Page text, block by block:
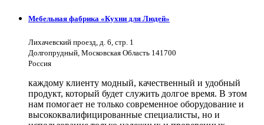
Мебельная фабрика «Кухни для Людей»
Лихачевский проезд, д. 6, стр. 1
Долгопрудный, Московская Область 141700
Россия
каждому клиенту модный, качественный и удобный
продукт, который будет служить долгое время. В этом
нам помогает не только современное оборудование и
высококвалифицированные специалисты, но и